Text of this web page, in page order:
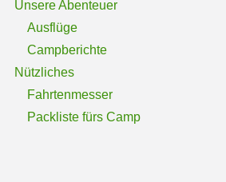
Unsere Abenteuer
Ausflüge
Campberichte
Nützliches
Fahrtenmesser
Packliste fürs Camp